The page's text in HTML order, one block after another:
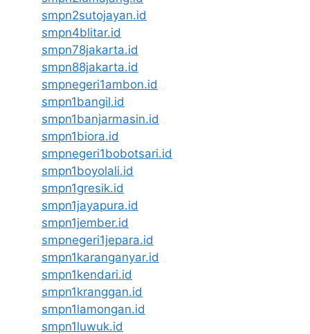
smpn2sutojayan.id
smpn4blitar.id
smpn78jakarta.id
smpn88jakarta.id
smpnegeri1ambon.id
smpn1bangil.id
smpn1banjarmasin.id
smpn1biora.id
smpnegeri1bobotsari.id
smpn1boyolali.id
smpn1gresik.id
smpn1jayapura.id
smpn1jember.id
smpnegeri1jepara.id
smpn1karanganyar.id
smpn1kendari.id
smpn1kranggan.id
smpn1lamongan.id
smpn1luwuk.id